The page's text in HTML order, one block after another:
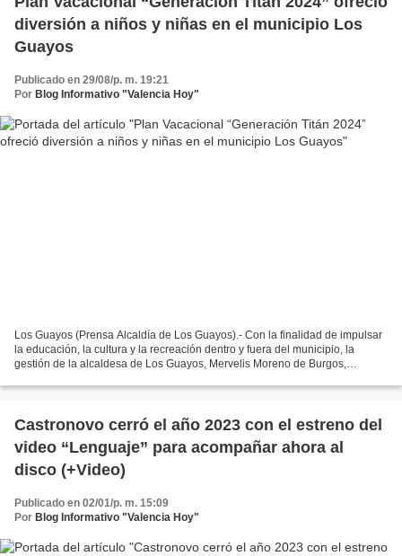
diversión a niños y niñas en el municipio Los
Guayos
Publicado en 29/08/p. m. 19:21
Por Blog Informativo "Valencia Hoy"
Los Guayos (Prensa Alcaldía de Los Guayos).- Con la finalidad de impulsar
la educación, la cultura y la recreación dentro y fuera del municipio, la
gestión de la alcaldesa de Los Guayos, Mervelis Moreno de Burgos,
Castronovo cerró el año 2023 con el estreno del
video “Lenguaje” para acompañar ahora al
disco (+Video)
Publicado en 02/01/p. m. 15:09
Por Blog Informativo "Valencia Hoy"